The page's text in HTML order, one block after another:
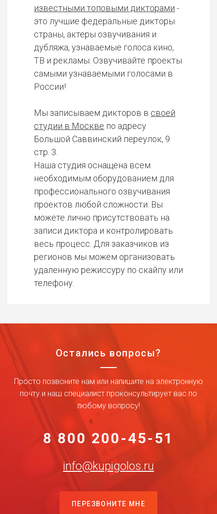
известными топовыми дикторами -
это лучшие федеральные дикторы
страны, актеры озвучивания и
дубляжа, узнаваемые голоса кино,
ТВ и рекламы. Озвучивайте проекты
самыми узнаваемыми голосами в
России!
Мы записываем дикторов в своей
студии в Москве по адресу
Большой Саввинский переулок, 9
стр. 3.
Наша студия оснащена всем
необходимым оборудованием для
профессионального озвучивания
проектов любой сложности. Вы
можете лично присутствовать на
записи диктора и контролировать
весь процесс. Для заказчиков из
регионов мы можем организовать
удаленную режиссуру по скайпу или
телефону.
Остались вопросы?
Просто позвоните нам или напишите на электронную
почту и наш специалист проконсультирует вас по
любому вопросу!
8 800 200-45-51
info@kupigolos.ru
ПЕРЕЗВОНИТЕ МНЕ